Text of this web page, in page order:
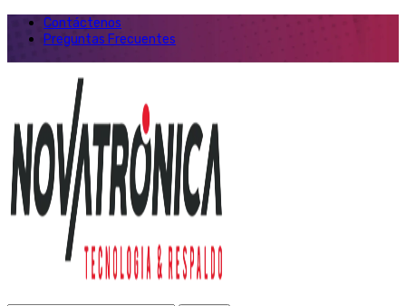
Contáctenos
Preguntas Frecuentes